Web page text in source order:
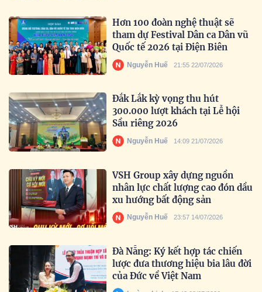
Hơn 100 đoàn nghệ thuật sẽ
tham dự Festival Dân ca Dân vũ
Quốc tế 2026 tại Điện Biên
Nguyễn Huế 21:55 22/07/2026
Đắk Lắk kỳ vọng thu hút
300.000 lượt khách tại Lễ hội
Sầu riêng 2026
Nguyễn Huế 14:09 21/07/2026
VSH Group xây dựng nguồn
nhân lực chất lượng cao đón dầu
xu hướng bất động sản
Nguyễn Huế 23:57 14/07/2026
Đà Nẵng: Ký kết hợp tác chiến
lược đưa thương hiệu bia lâu đời
của Đức về Việt Nam